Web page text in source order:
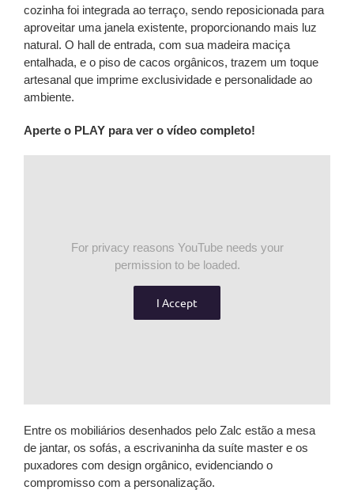
cozinha foi integrada ao terraço, sendo reposicionada para
aproveitar uma janela existente, proporcionando mais luz
natural. O hall de entrada, com sua madeira maciça
entalhada, e o piso de cacos orgânicos, trazem um toque
artesanal que imprime exclusividade e personalidade ao
ambiente.
Aperte o PLAY para ver o vídeo completo!
For privacy reasons YouTube needs your
permission to be loaded.
I Accept
Entre os mobiliários desenhados pelo Zalc estão a mesa
de jantar, os sofás, a escrivaninha da suíte master e os
puxadores com design orgânico, evidenciando o
compromisso com a personalização.